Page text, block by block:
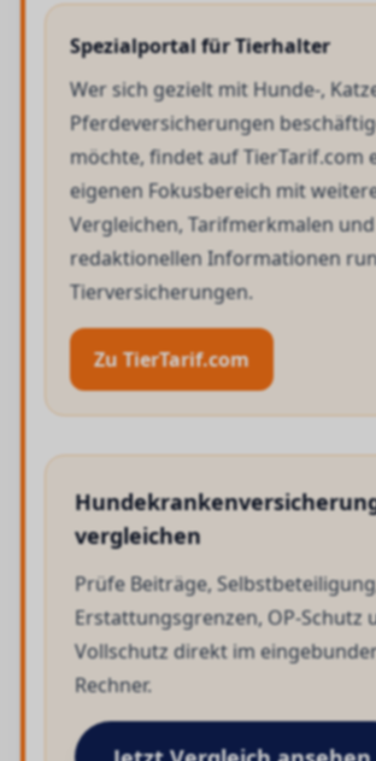
Spezialportal für Tierhalter
Wer sich gezielt mit Hunde-,
Pferdeversicherungen
möchte, findet auf TierTarif.com
eigenen Fokusbereich mit
Vergleichen, Tarifmerkmalen und
redaktionellen Informationen
Tierversicherungen.
Zu TierTarif.com
vergleichen
Prüfe Beiträge,
Erstattungsgrenzen, OP-Schutz
Vollschutz direkt im
Rechner.